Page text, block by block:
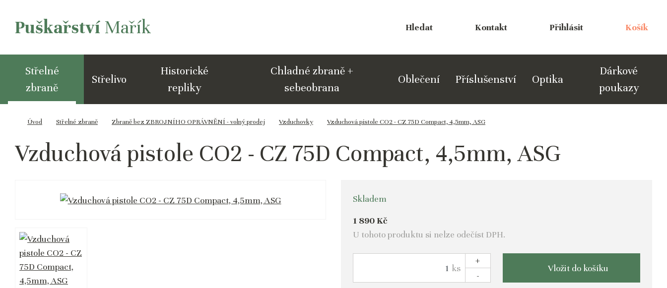
Puškařství Mařík Hledat Kontakt Přihlásit Košík
Střelné
zbraně
Střelivo
Historické
repliky
Chladné zbraně +
sebeobrana
Oblečení Příslušenství Optika
Dárkové
poukazy
Úvod Střelné zbraně Zbraně bez ZBROJNÍHO OPRÁVNĚNÍ - volný prodej Vzduchovky Vzduchová pistole CO2 - CZ 75D Compact, 4,5mm, ASG
Vzduchová pistole CO2 - CZ 75D Compact, 4,5mm, ASG
Skladem
1 890 Kč
U tohoto produktu si nelze odečíst DPH.
ks
+
-
Vložit do košíku